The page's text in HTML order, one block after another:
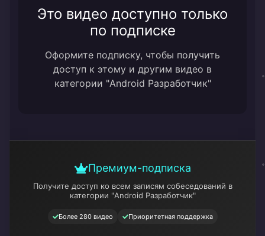
Это видео доступно только
по подписке
Оформите подписку, чтобы получить
доступ к этому и другим видео в
категории "Android Разработчик"
Премиум-подписка
Получите доступ ко всем записям собеседований в
категории "Android Разработчик"
Более 280 видео Приоритетная поддержка